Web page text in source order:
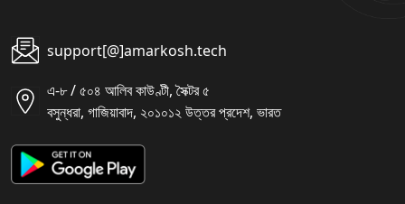
support[@]amarkosh.tech
এ-৮ / ৫০৪ আলিব কাউণ্টী, সৈক্টর ৫
বসুন্ধরা, গাজিয়াবাদ, ২০১০১২ উত্তর প্রদেশ, ভারত